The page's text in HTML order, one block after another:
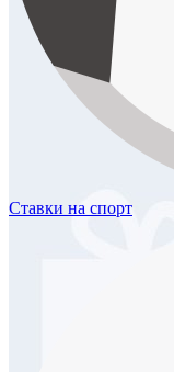
Ставки на спорт